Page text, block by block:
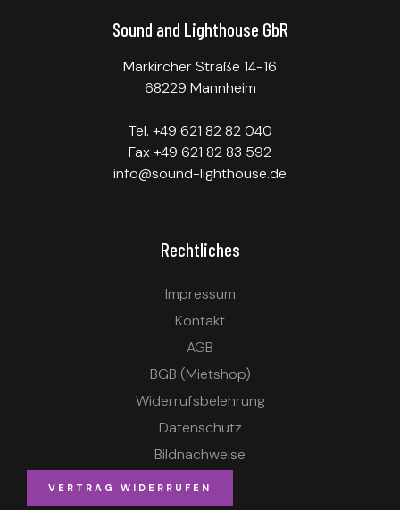
Sound and Lighthouse GbR
Markircher Straße 14-16
68229 Mannheim
Tel. +49 621 82 82 040
Fax +49 621 82 83 592
info@sound-lighthouse.de
Rechtliches
Impressum
Kontakt
AGB
BGB (Mietshop)
Widerrufsbelehrung
Datenschutz
Bildnachweise
VERTRAG WIDERRUFEN